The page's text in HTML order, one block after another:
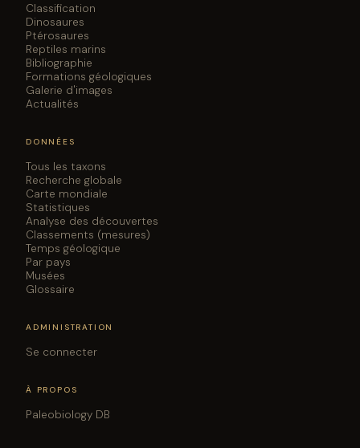
Classification
Dinosaures
Ptérosaures
Reptiles marins
Bibliographie
Formations géologiques
Galerie d'images
Actualités
DONNÉES
Tous les taxons
Recherche globale
Carte mondiale
Statistiques
Analyse des découvertes
Classements (mesures)
Temps géologique
Par pays
Musées
Glossaire
ADMINISTRATION
Se connecter
À PROPOS
Paleobiology DB